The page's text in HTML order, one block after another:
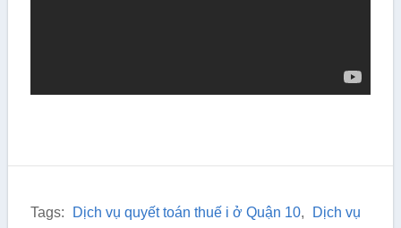
Tags: Dịch vụ quyết toán thuế i ở Quận 10,
Dịch vụ